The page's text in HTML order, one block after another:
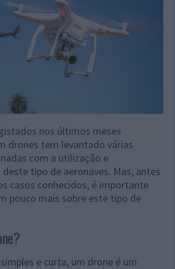
nos últimos meses
drones tem levantado várias
com a utilização e
tipo de aeronaves. Mas, antes
casos conhecidos, é importante
pouco mais sobre este tipo de
e curta, um drone é um